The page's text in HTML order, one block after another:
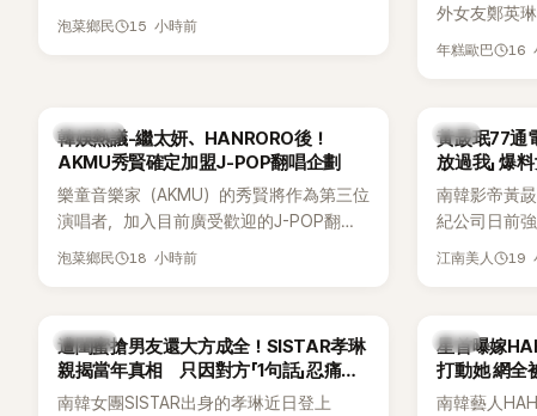
SSERAFIM 和 aespa 佔據了市場。
泡菜鄉民 15 小時前
外女友鄭英
享與妻子的
前一直堅守「
年糕歐巴 16
熱議討論
韓娛熱議-繼太妍、HANRORO後！
AKMU秀賢確定加盟J-POP翻唱企劃
樂童音樂家（AKMU）的秀賢將作為第三位
演唱者，加入目前廣受歡迎的J-POP翻唱
企劃。繼太妍和Hanroro之後，秀賢已獲
泡菜鄉民 18 小時前
韓星
黃晸珉77通
放過我」 爆
南韓影帝黃
紀公司日前
嫌長期跟蹤
的單方面騷擾
曝光雙方77
度承認自己
江南美人 19
K-POP
遭閨蜜搶男友還大方成全！SISTAR孝琳
親揭當年真相 只因對方「1句話」忍痛放
手
南韓女團SISTAR出身的孝琳近日登上
韓星
星首曝嫁
打動她 網全
南韓藝人